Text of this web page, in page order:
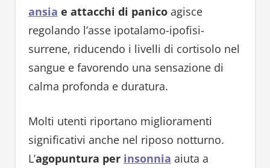
ansia e attacchi di panicoagisce
regolando l’asse ipotalamo-ipofisi-
surrene, riducendo i livelli di cortisolo nel
sangue e favorendo una sensazione di
calma profonda e duratura.
Molti utenti riportano miglioramenti
significativi anche nel riposo notturno.
L’agopuntura per insonnia aiuta a